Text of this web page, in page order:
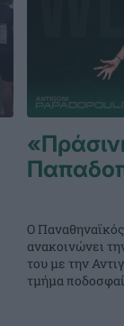
Ο
ανακοινώνει
του με την
τμήμα